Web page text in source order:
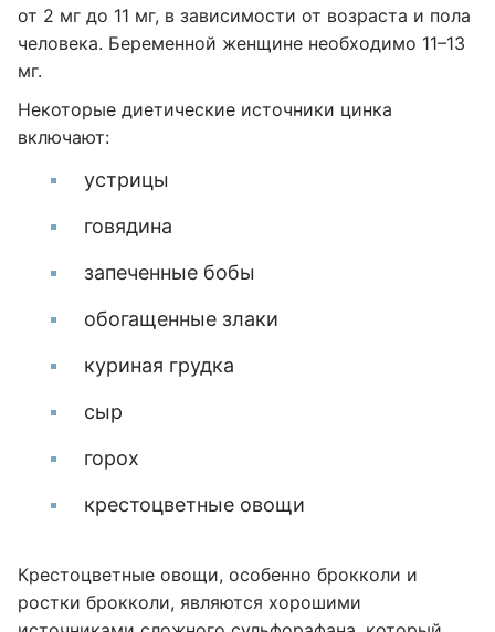
от 2 мг до 11 мг, в зависимости от возраста и пола
человека. Беременной женщине необходимо 11–13
мг.
Некоторые диетические источники цинка
включают:
устрицы
говядина
запеченные бобы
обогащенные злаки
куриная грудка
сыр
горох
крестоцветные овощи
Крестоцветные овощи, особенно брокколи и
ростки брокколи, являются хорошими